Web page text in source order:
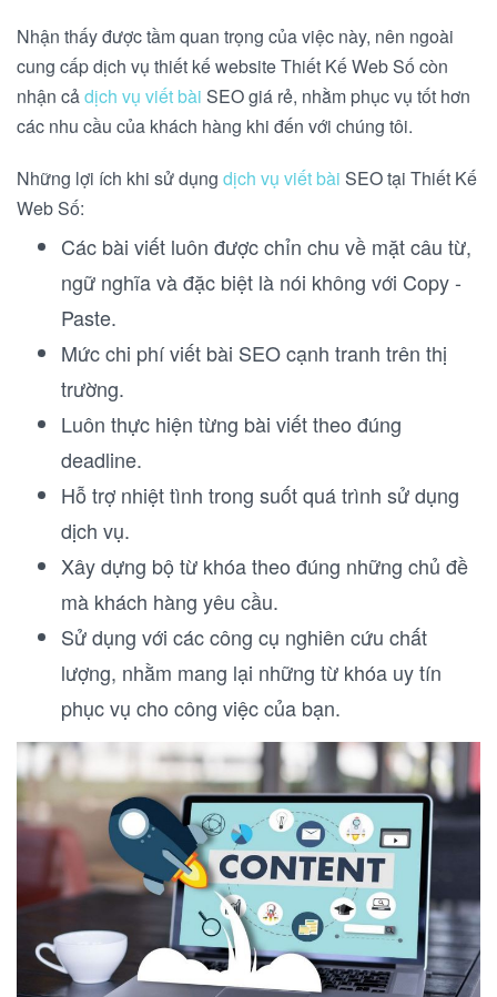
Nhận thấy được tầm quan trọng của việc này, nên ngoài
cung cấp dịch vụ thiết kế website Thiết Kế Web Số còn
nhận cảdịch vụ viết bài SEO giá rẻ, nhằm phục vụ tốt hơn
các nhu cầu của khách hàng khi đến với chúng tôi.
Những lợi ích khi sử dụng dịch vụ viết bài SEO tại Thiết Kế
Web Số:
Các bài viết luôn được chỉn chu về mặt câu từ,
ngữ nghĩa và đặc biệt là nói không với Copy -
Paste.
Mức chi phí viết bài SEO cạnh tranh trên thị
trường.
Luôn thực hiện từng bài viết theo đúng
deadline.
Hỗ trợ nhiệt tình trong suốt quá trình sử dụng
dịch vụ.
Xây dựng bộ từ khóa theo đúng những chủ đề
mà khách hàng yêu cầu.
Sử dụng với các công cụ nghiên cứu chất
lượng, nhằm mang lại những từ khóa uy tín
phục vụ cho công việc của bạn.